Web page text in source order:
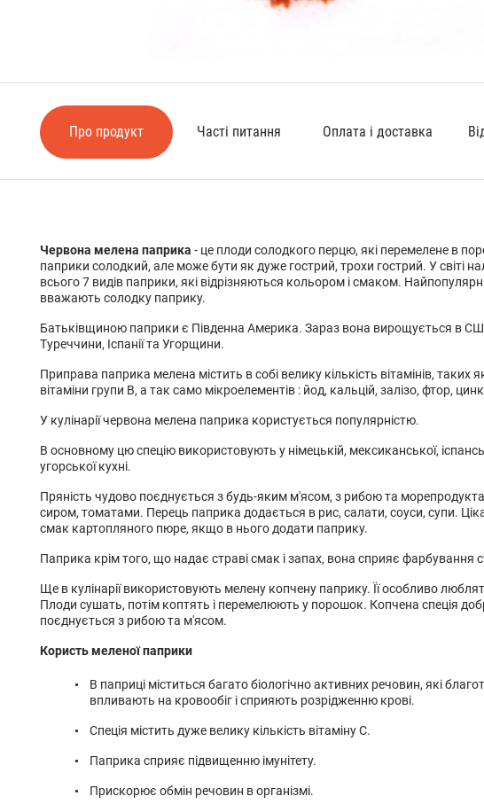
Про продукт Часті питання Оплата і доставка
Червона мелена паприка - це плоди солодкого перцю, які перемелене в
паприки солодкий, але може бути як дуже гострий, трохи гострий. У світі
всього 7 видів паприки, які відрізняються кольором і смаком.
вважають солодку паприку.
Батьківщиною паприки є Південна Америка. Зараз вона вирощується в
Туреччини, Іспанії та Угорщини.
Приправа паприка мелена містить в собі велику кількість вітамінів, таких
вітаміни групи В, а так само мікроелементів : йод, кальцій, залізо, фтор,
У кулінарії червона мелена паприка користується популярністю.
В основному цю спецію використовують у німецькій, мексиканської,
угорської кухні.
Пряність чудово поєднується з будь-яким м'ясом, з рибою та
сиром, томатами. Перець паприка додається в рис, салати, соуси, супи.
смак картопляного пюре, якщо в нього додати паприку.
Паприка крім того, що надає страві смак і запах, вона сприяє фарбування
Ще в кулінарії використовують мелену копчену паприку. Її особливо
Плоди сушать, потім коптять і перемелюють у порошок. Копчена спеція
поєднується з рибою та м'ясом.
Користь меленої паприки
В паприці міститься багато біологічно активних речовин, які
впливають на кровообіг і сприяють розрідженню крові.
Спеція містить дуже велику кількість вітаміну С.
Паприка сприяє підвищенню імунітету.
Прискорює обмін речовин в організмі.